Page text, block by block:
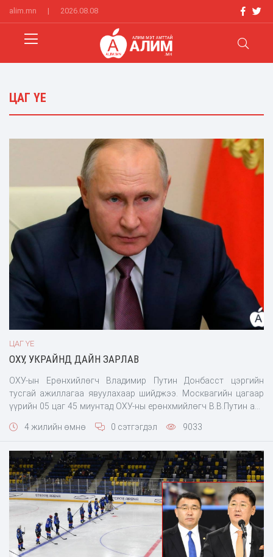
alim.mn | 2026.08.08
ЦАГ ҮЕ
ЦАГ ҮЕ
ОХУ, УКРАЙНД ДАЙН ЗАРЛАВ
ОХУ-ын Ерөнхийлөгч Владимир Путин Донбасст цэргийн
тусгай ажиллагаа явуулахаар шийджээ. Москвагийн цагаар
үүрийн 05 цаг 45 миунтад ОХУ-ны ерөнхмийлөгч В.В.Путин ард
иргэдтэй уулзахдаа энэ талаар мэдээлсэн бөгөөд ОХУ-ын
гэсэн байна. В.Путин
4 жилийн өмнө 0 сэтгэгдэл 9033